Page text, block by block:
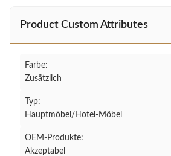
Product Custom Attributes
Farbe:
Zusätzlich
Typ:
Hauptmöbel/Hotel-Möbel
OEM-Produkte:
Akzeptabel